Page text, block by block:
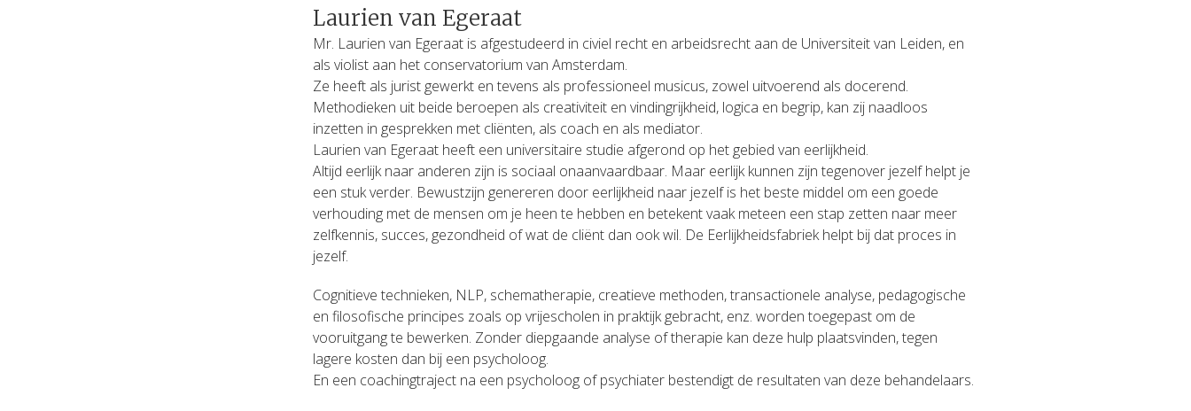
Laurien van Egeraat
Mr. Laurien van Egeraat is afgestudeerd in civiel recht en arbeidsrecht aan de Universiteit van Leiden, en
als violist aan het conservatorium van Amsterdam.
Ze heeft als jurist gewerkt en tevens als professioneel musicus, zowel uitvoerend als docerend.
Methodieken uit beide beroepen als creativiteit en vindingrijkheid, logica en begrip, kan zij naadloos
inzetten in gesprekken met cliënten, als coach en als mediator.
Laurien van Egeraat heeft een universitaire studie afgerond op het gebied van eerlijkheid.
Altijd eerlijk naar anderen zijn is sociaal onaanvaardbaar. Maar eerlijk kunnen zijn tegenover jezelf helpt je
een stuk verder. Bewustzijn genereren door eerlijkheid naar jezelf is het beste middel om een goede
verhouding met de mensen om je heen te hebben en betekent vaak meteen een stap zetten naar meer
zelfkennis, succes, gezondheid of wat de cliënt dan ook wil. De Eerlijkheidsfabriek helpt bij dat proces in
jezelf.
Cognitieve technieken, NLP, schematherapie, creatieve methoden, transactionele analyse, pedagogische
en filosofische principes zoals op vrijescholen in praktijk gebracht, enz. worden toegepast om de
vooruitgang te bewerken. Zonder diepgaande analyse of therapie kan deze hulp plaatsvinden, tegen
lagere kosten dan bij een psycholoog.
En een coachingtraject na een psycholoog of psychiater bestendigt de resultaten van deze behandelaars.